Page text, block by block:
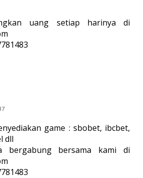
uang setiap harinya di
game : sbobet, ibcbet,
dll
bergabung bersama kami di